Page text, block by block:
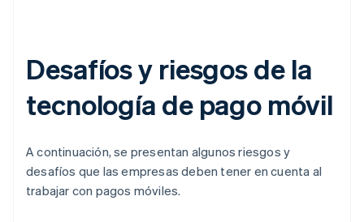
Desafíos y riesgos de la
tecnología de pago móvil
A continuación, se presentan algunos riesgos y
desafíos que las empresas deben tener en cuenta al
trabajar con pagos móviles.